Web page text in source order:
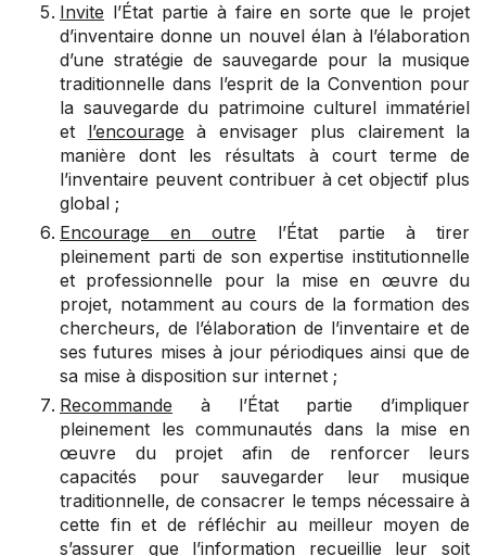
Invite l’État partie à faire en sorte que le projet
d’inventaire donne un nouvel élan à l’élaboration
d’une stratégie de sauvegarde pour la musique
traditionnelle dans l’esprit de la Convention pour
la sauvegarde du patrimoine culturel immatériel
et l’encourage à envisager plus clairement la
manière dont les résultats à court terme de
l’inventaire peuvent contribuer à cet objectif plus
global ;
Encourage en outre l’État partie à tirer
pleinement parti de son expertise institutionnelle
et professionnelle pour la mise en œuvre du
projet, notamment au cours de la formation des
chercheurs, de l’élaboration de l’inventaire et de
ses futures mises à jour périodiques ainsi que de
sa mise à disposition sur internet ;
Recommande à l’État partie d’impliquer
pleinement les communautés dans la mise en
œuvre du projet afin de renforcer leurs
capacités pour sauvegarder leur musique
traditionnelle, de consacrer le temps nécessaire à
cette fin et de réfléchir au meilleur moyen de
s’assurer que l’information recueillie leur soit